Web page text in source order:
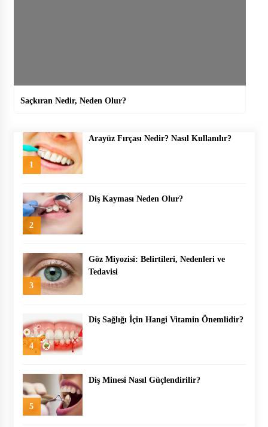
Saçkıran Nedir, Neden Olur?
1
Arayüz Fırçası Nedir? Nasıl Kullanılır?
2
Diş Kayması Neden Olur?
3
Göz Miyozisi: Belirtileri, Nedenleri ve
Tedavisi
4
Diş Sağlığı İçin Hangi Vitamin Önemlidir?
5
Diş Minesi Nasıl Güçlendirilir?